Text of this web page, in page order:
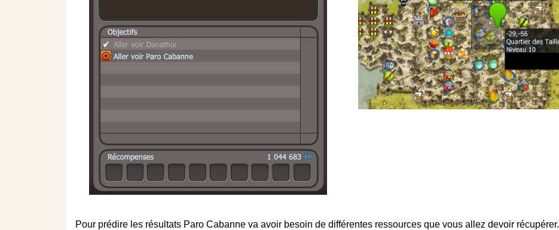
Pour prédire les résultats Paro Cabanne va avoir besoin de différentes ressources que vous allez devoir récupérer.